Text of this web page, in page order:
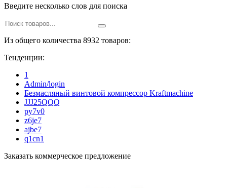
Введите несколько слов для поиска
Из общего количества 8932 товаров:
Тенденции:
1
Admin/login
Безмасляный винтовой компрессор Kraftmaсhine
JJJ25QQQ
py7v0
z6je7
ajbe7
q1cn1
Заказать коммерческое предложение